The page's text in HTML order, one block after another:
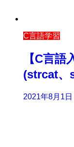
C言語学習
【C言
(strcat、
2021年8月1日